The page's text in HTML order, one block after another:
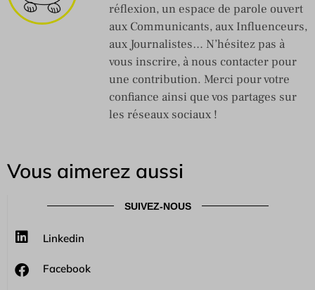
réflexion, un espace de parole ouvert
aux Communicants, aux Influenceurs,
aux Journalistes… N’hésitez pas à
vous inscrire, à nous contacter pour
une contribution. Merci pour votre
confiance ainsi que vos partages sur
les réseaux sociaux !
Vous aimerez aussi
SUIVEZ-NOUS
Linkedin
Facebook